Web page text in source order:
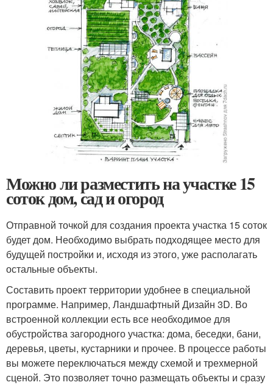
Можно ли разместить на участке 15
соток дом, сад и огород
Отправной точкой для создания проекта участка 15 соток
будет дом. Необходимо выбрать подходящее место для
будущей постройки и, исходя из этого, уже располагать
остальные объекты.
Составить проект территории удобнее в специальной
программе. Например, Ландшафтный Дизайн 3D. Во
встроенной коллекции есть все необходимое для
обустройства загородного участка: дома, беседки, бани,
деревья, цветы, кустарники и прочее. В процессе работы
вы можете переключаться между схемой и трехмерной
сценой. Это позволяет точно размещать объекты и сразу